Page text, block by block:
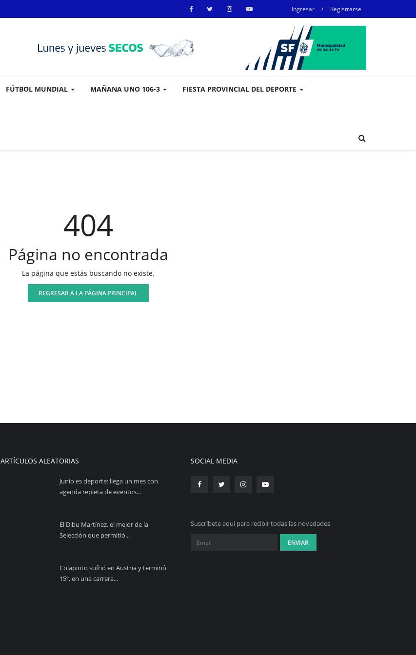
Ingresar / Registrarse
FÚTBOL MUNDIAL MAÑANA UNO 106-3 FIESTA PROVINCIAL DEL DEPORTE
404
Página no encontrada
La página que estás buscando no existe.
REGRESAR A LA PÁGINA PRINCIPAL
ARTÍCULOS ALEATORIAS
Junio es deporte: llega un mes con
agenda repleta de eventos...
El Dibu Martínez, el mejor de la
Selección que permitió...
Colapinto sufrió en Austria y terminó
15º, en una carrera...
SOCIAL MEDIA
Suscríbete aquí para recibir todas las novedades